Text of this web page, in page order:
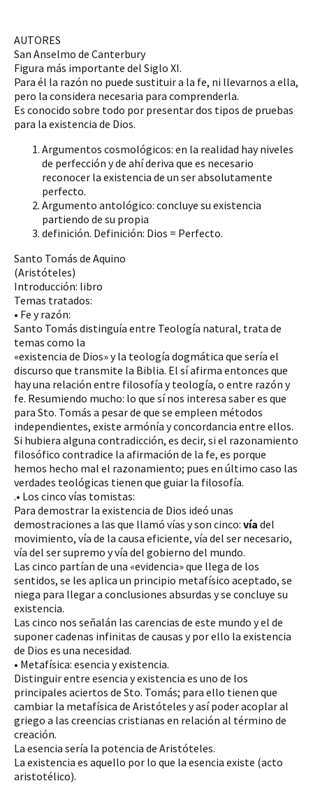
AUTORES
San Anselmo de Canterbury
Figura más importante del Siglo XI.
Para él la razón no puede sustituir a la fe, ni llevarnos a ella,
pero la considera necesaria para comprenderla.
Es conocido sobre todo por presentar dos tipos de pruebas
para la existencia de Dios.
Argumentos cosmológicos: en la realidad hay niveles
de perfección y de ahí deriva que es necesario
reconocer la existencia de un ser absolutamente
perfecto.
Argumento antológico: concluye su existencia
partiendo de su propia
definición. Definición: Dios = Perfecto.
Santo Tomás de Aquino
(Aristóteles)
Introducción: libro
Temas tratados:
• Fe y razón:
Santo Tomás distinguía entre Teología natural, trata de
temas como la
«existencia de Dios» y la teología dogmática que sería el
discurso que transmite la Biblia. El sí afirma entonces que
hay una relación entre filosofía y teología, o entre razón y
fe. Resumiendo mucho: lo que sí nos interesa saber es que
para Sto. Tomás a pesar de que se empleen métodos
independientes, existe armónía y concordancia entre ellos.
Si hubiera alguna contradicción, es decir, si el razonamiento
filosófico contradice la afirmación de la fe, es porque
hemos hecho mal el razonamiento; pues en último caso las
verdades teológicas tienen que guiar la filosofía.
.• Los cinco vías tomistas:
Para demostrar la existencia de Dios ideó unas
demostraciones a las que llamó vías y son cinco: vía del
movimiento, vía de la causa eficiente, vía del ser necesario,
vía del ser supremo y vía del gobierno del mundo.
Las cinco partían de una «evidencia» que llega de los
sentidos, se les aplica un principio metafísico aceptado, se
niega para llegar a conclusiones absurdas y se concluye su
existencia.
Las cinco nos señalán las carencias de este mundo y el de
suponer cadenas infinitas de causas y por ello la existencia
de Dios es una necesidad.
• Metafísica: esencia y existencia.
Distinguir entre esencia y existencia es uno de los
principales aciertos de Sto. Tomás; para ello tienen que
cambiar la metafísica de Aristóteles y así poder acoplar al
griego a las creencias cristianas en relación al término de
creación.
La esencia sería la potencia de Aristóteles.
La existencia es aquello por lo que la esencia existe (acto
aristotélico).